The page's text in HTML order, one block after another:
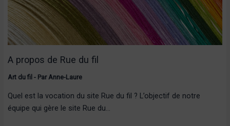
A propos de Rue du fil
Art du fil - Par Anne-Laure
Quel est la vocation du site Rue du fil ? L’objectif de notre
équipe qui gère le site Rue du…